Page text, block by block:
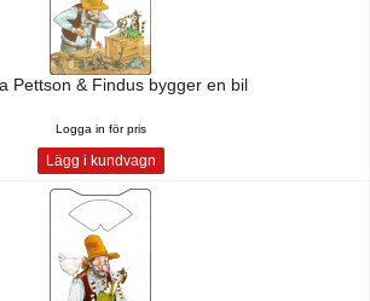
Pettson & Findus bygger en bil
Logga in för pris
Lägg i kundvagn